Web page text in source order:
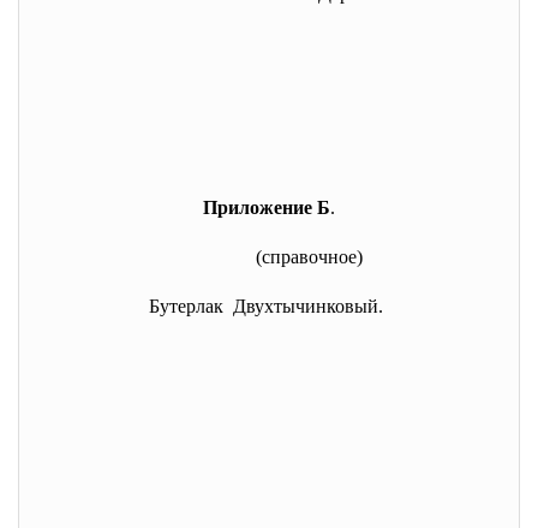
Приложение Б.
(справочное)
Бутерлак Двухтычинковый.